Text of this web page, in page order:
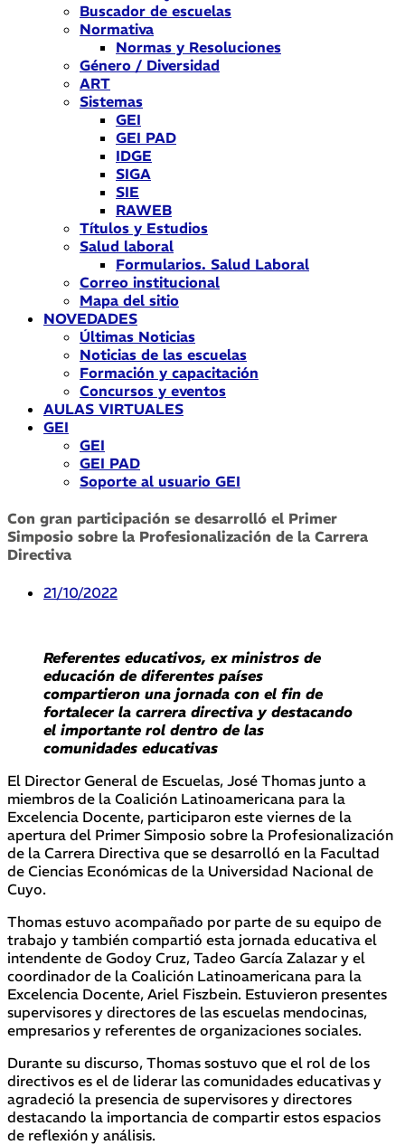
Buscador de escuelas
Normativa
Normas y Resoluciones
Género / Diversidad
ART
Sistemas
GEI
GEI PAD
IDGE
SIGA
SIE
RAWEB
Títulos y Estudios
Salud laboral
Formularios. Salud Laboral
Correo institucional
Mapa del sitio
NOVEDADES
Últimas Noticias
Noticias de las escuelas
Formación y capacitación
Concursos y eventos
AULAS VIRTUALES
GEI
GEI
GEI PAD
Soporte al usuario GEI
Con gran participación se desarrolló el Primer
Simposio sobre la Profesionalización de la Carrera
Directiva
21/10/2022
Referentes educativos, ex ministros de
educación de diferentes países
compartieron una jornada con el fin de
fortalecer la carrera directiva y destacando
el importante rol dentro de las
comunidades educativas
El Director General de Escuelas, José Thomas junto a
miembros de la Coalición Latinoamericana para la
Excelencia Docente, participaron este viernes de la
apertura del Primer Simposio sobre la Profesionalización
de la Carrera Directiva que se desarrolló en la Facultad
de Ciencias Económicas de la Universidad Nacional de
Cuyo.
Thomas estuvo acompañado por parte de su equipo de
trabajo y también compartió esta jornada educativa el
intendente de Godoy Cruz, Tadeo García Zalazar y el
coordinador de la Coalición Latinoamericana para la
Excelencia Docente, Ariel Fiszbein. Estuvieron presentes
supervisores y directores de las escuelas mendocinas,
empresarios y referentes de organizaciones sociales.
Durante su discurso, Thomas sostuvo que el rol de los
directivos es el de liderar las comunidades educativas y
agradeció la presencia de supervisores y directores
destacando la importancia de compartir estos espacios
de reflexión y análisis.